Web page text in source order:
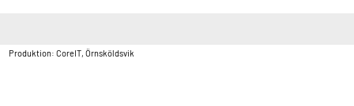
Produktion: CoreIT, Örnsköldsvik